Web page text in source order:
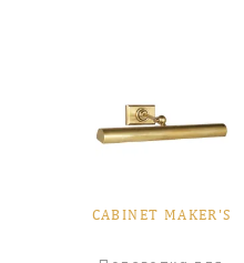
CABINET MAKER'S